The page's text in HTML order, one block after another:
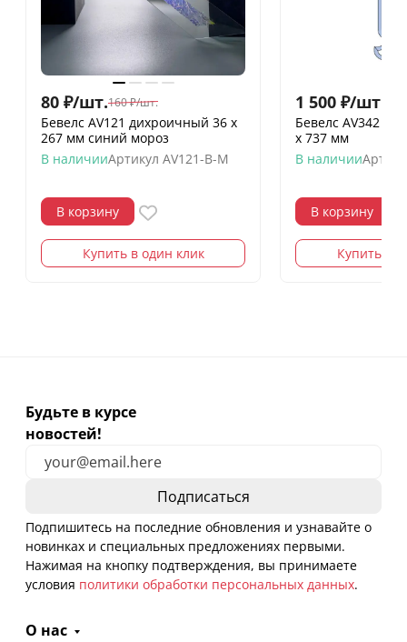
80 ₽/шт.160 ₽/шт.
Бевелс AV121 дихроичный 36 х
267 мм синий мороз
В наличииАртикул AV121-B-M
В корзину
Купить в один клик
1 500 ₽/шт.
Бевелс AV342
х 737 мм
В наличии
В корзину
Купить в
Будьте в курсе
новостей!
Подпишитесь на последние обновления и узнавайте о
новинках и специальных предложениях первыми.
Нажимая на кнопку подтверждения, вы принимаете
условия политики обработки персональных данных.
О нас